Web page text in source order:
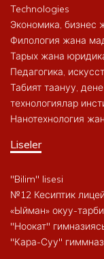
Technologies
Экономика, бизнес
Филология жана
Тарых жана
Педагогика,
Табият таануу,
технологиялар
Нанотехнология
Liseler
"Bilim" lisesi
№12 Кесиптик
«Ыйман» окуу-
"Ноокат"
"Кара-Суу"